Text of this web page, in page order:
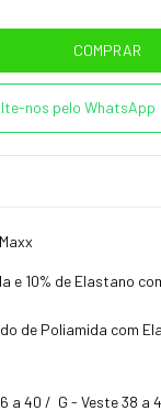
nos pelo WhatsApp
e 10% de Elastano
de Poliamida com
a 40 / G - Veste 38 a